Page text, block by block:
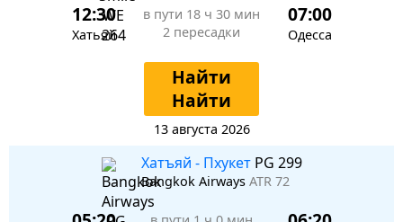
12:30
Хатьяй
в пути 18 ч 30 мин
2 пересадки
07:00
Одесса
Найти
Найти
13 августа 2026
Хатъяй - Пхукет PG 299
Bangkok Airways ATR 72